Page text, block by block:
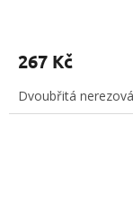
267 Kč
Dvoubřitá